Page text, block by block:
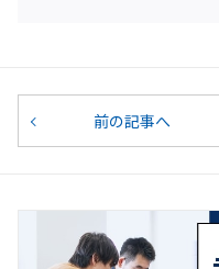
前の記事へ